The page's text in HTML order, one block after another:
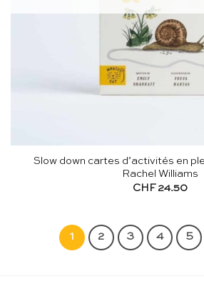
Slow down cartes d’activités en
Rachel Williams
CHF24.50
1 2 3 4 5